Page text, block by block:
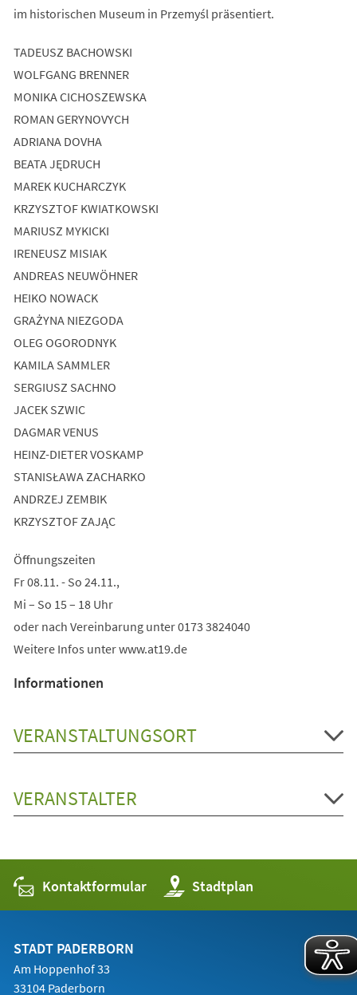
im historischen Museum in Przemyśl präsentiert.
TADEUSZ BACHOWSKI
WOLFGANG BRENNER
MONIKA CICHOSZEWSKA
ROMAN GERYNOVYCH
ADRIANA DOVHA
BEATA JĘDRUCH
MAREK KUCHARCZYK
KRZYSZTOF KWIATKOWSKI
MARIUSZ MYKICKI
IRENEUSZ MISIAK
ANDREAS NEUWÖHNER
HEIKO NOWACK
GRAŻYNA NIEZGODA
OLEG OGORODNYK
KAMILA SAMMLER
SERGIUSZ SACHNO
JACEK SZWIC
DAGMAR VENUS
HEINZ-DIETER VOSKAMP
STANISŁAWA ZACHARKO
ANDRZEJ ZEMBIK
KRZYSZTOF ZAJĄC
Öffnungszeiten
Fr 08.11. - So 24.11.,
Mi – So 15 – 18 Uhr
oder nach Vereinbarung unter 0173 3824040
Weitere Infos unter www.at19.de
Informationen
VERANSTALTUNGSORT
VERANSTALTER
Kontaktformular Stadtplan
(Öffnet
in
einem
STADT PADERBORN
Am Hoppenhof 33
33104 Paderborn